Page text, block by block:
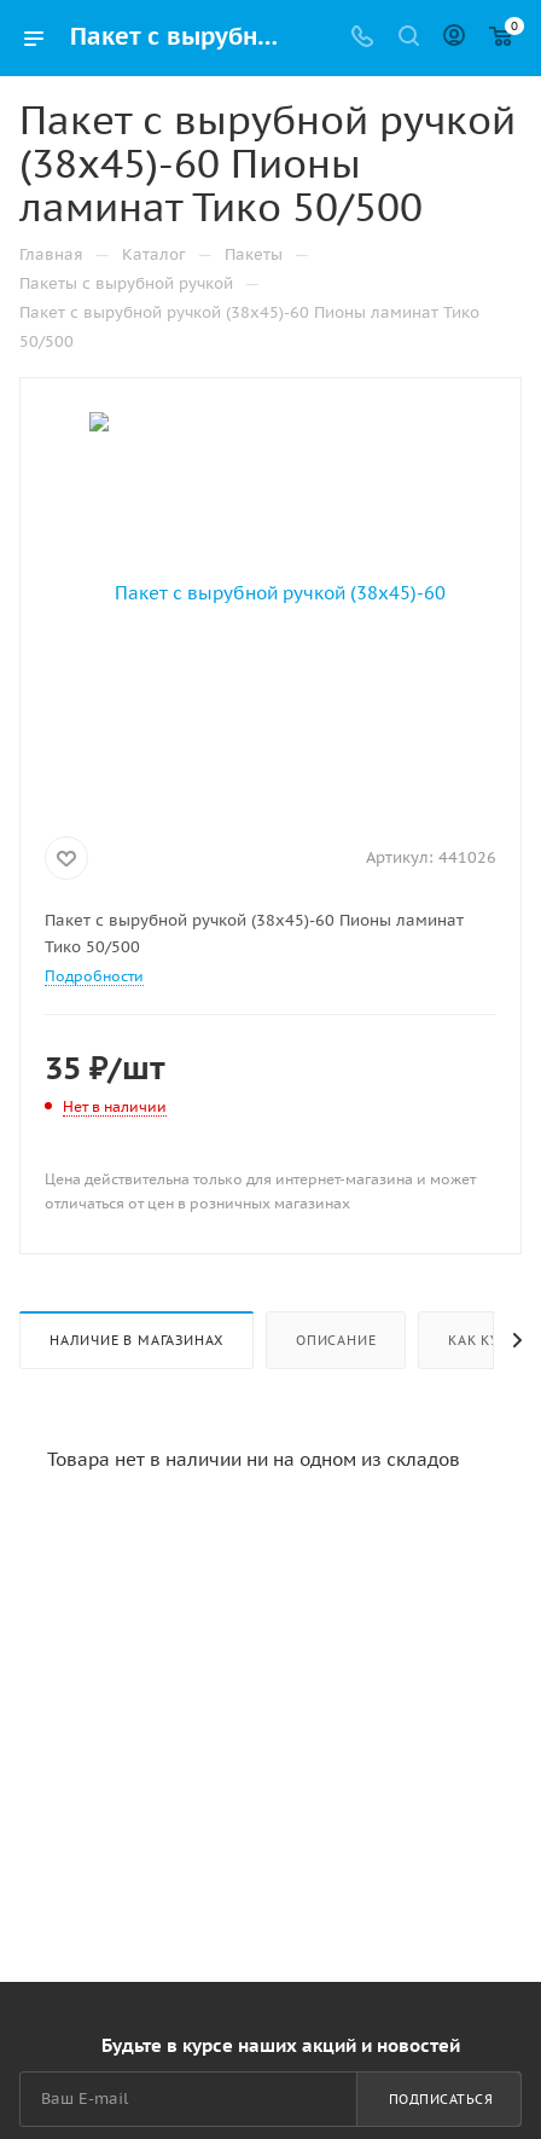
Пакет с вырубной ручкой (38х45)-60 Пионы ламинат Тико 50/500 купить в Ижевске с доставкой оптом и в розницу 0
Пакет с вырубной ручкой
(38х45)-60 Пионы
ламинат Тико 50/500
Главная — Каталог — Пакеты —
Пакеты с вырубной ручкой —
Пакет с вырубной ручкой (38х45)-60 Пионы ламинат Тико
50/500
Артикул: 441026
Пакет с вырубной ручкой (38х45)-60 Пионы ламинат
Тико 50/500
Подробности
35 ₽/шт
Нет в наличии
Цена действительна только для интернет-магазина и может
отличаться от цен в розничных магазинах
НАЛИЧИЕ В МАГАЗИНАХ ОПИСАНИЕ КАК КУПИТЬ
Товара нет в наличии ни на одном из складов
Будьте в курсе наших акций и новостей
ПОДПИСАТЬСЯ